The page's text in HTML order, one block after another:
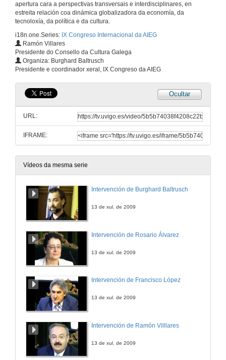
apertura cara a perspectivas transversais e interdisciplinares, en
estreita relación coa dinámica globalizadora da economía, da
tecnoloxía, da política e da cultura.
i18n.one.Series: IX Congreso Internacional da AIEG
Ramón Villares
Presidente do Consello da Cultura Galega
Organiza: Burghard Baltrusch
Presidente e coordinador xeral, IX Congreso da AIEG
Ocultar
URL:
IFRAME:
Vídeos da mesma serie
Intervención de Burghard Baltrusch
13 de xul. de 2009
Intervención de Rosario Álvarez
13 de xul. de 2009
Intervención de Francisco López
13 de xul. de 2009
Intervención de Ramón Villlares
13 de xul. de 2009